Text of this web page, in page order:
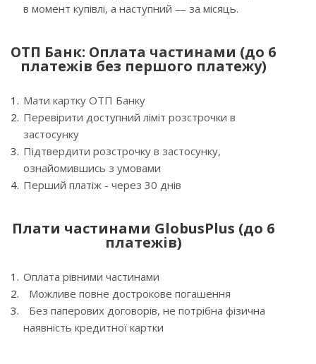
в момент купівлі, а наступний — за місяць.
ОТП Банк: Оплата частинами (до 6
платежів без першого платежу)
Мати картку ОТП Банку
Перевірити доступний ліміт розстрочки в
застосунку
Підтвердити розстрочку в застосунку,
ознайомившись з умовами
Перший платіж - через 30 днів
Плати частинами GlobusPlus (до 6
платежів)
Оплата рівними частинами
Можливе повне дострокове погашення
Без паперових договорів, не потрібна фізична
наявність кредитної картки